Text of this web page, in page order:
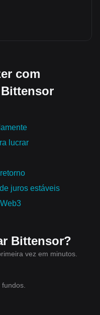
com
lucrar
juros estáveis
Bittensor?
vez em minutos.